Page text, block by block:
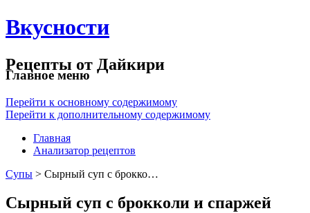
Вкусности
Рецепты от Дайкири
Главное меню
Перейти к основному содержимому
Перейти к дополнительному содержимому
Главная
Анализатор рецептов
Супы > Сырный суп с брокко…
Сырный суп с брокколи и спаржей